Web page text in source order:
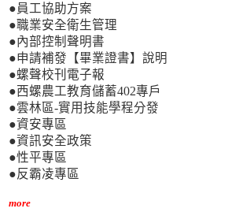
●員工協助方案
●職業安全衛生管理
●內部控制聲明書
●申請補發【畢業證書】說明
●螺聲校刊電子報
●西螺農工教育儲蓄402專戶
●雲林區-實用技能學程分發
●資安專區
●資訊安全政策
●性平專區
●反霸凌專區
more